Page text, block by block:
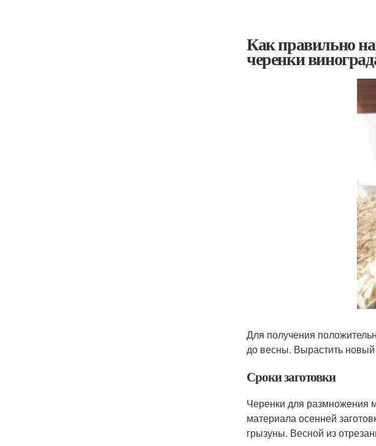
Как правильно
черенки
Для получения
до весны. Вырастить
Сроки заготовки
Черенки для размножения
материала осенней
грызуны. Весной из